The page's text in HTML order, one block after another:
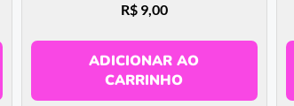
R$9,00
ADICIONAR AO
CARRINHO